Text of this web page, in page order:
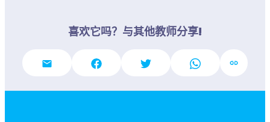
喜欢它吗？与其他教师分享!